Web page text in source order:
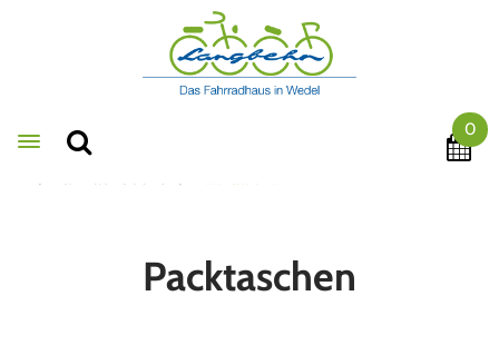
Toggle navigation
0
Packtaschen